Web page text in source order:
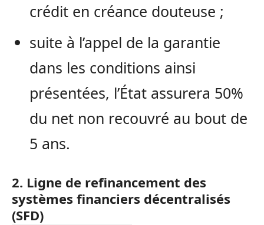
crédit en créance douteuse ;
suite à l’appel de la garantie
dans les conditions ainsi
présentées, l’État assurera 50%
du net non recouvré au bout de
5 ans.
2. Ligne de refinancement des
systèmes financiers décentralisés
(SFD)